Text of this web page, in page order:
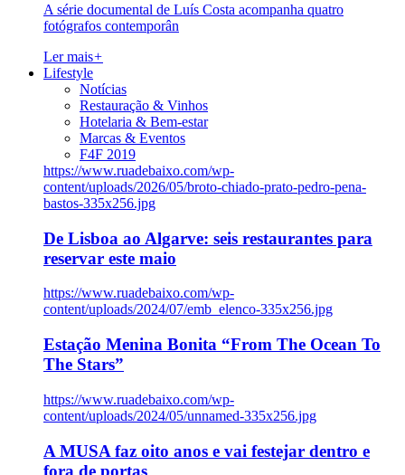
A série documental de Luís Costa acompanha quatro
fotógrafos contemporân
Ler mais+
Lifestyle
Notícias
Restauração & Vinhos
Hotelaria & Bem-estar
Marcas & Eventos
F4F 2019
https://www.ruadebaixo.com/wp-
content/uploads/2026/05/broto-chiado-prato-pedro-pena-
bastos-335x256.jpg
De Lisboa ao Algarve: seis restaurantes para
reservar este maio
https://www.ruadebaixo.com/wp-
content/uploads/2024/07/emb_elenco-335x256.jpg
Estação Menina Bonita “From The Ocean To
The Stars”
https://www.ruadebaixo.com/wp-
content/uploads/2024/05/unnamed-335x256.jpg
A MUSA faz oito anos e vai festejar dentro e
fora de portas